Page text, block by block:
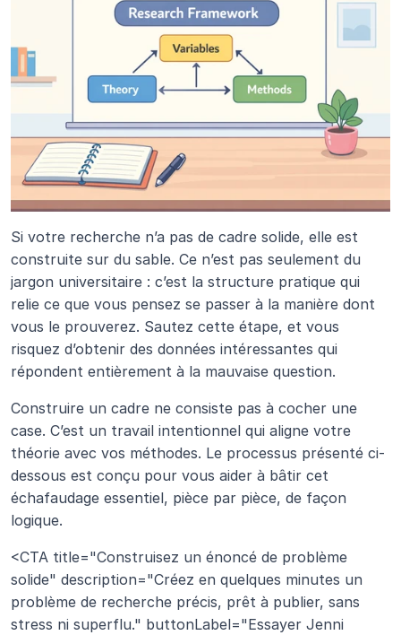
Si votre recherche n’a pas de cadre solide, elle est
construite sur du sable. Ce n’est pas seulement du
jargon universitaire : c’est la structure pratique qui
relie ce que vous pensez se passer à la manière dont
vous le prouverez. Sautez cette étape, et vous
risquez d’obtenir des données intéressantes qui
répondent entièrement à la mauvaise question.
Construire un cadre ne consiste pas à cocher une
case. C’est un travail intentionnel qui aligne votre
théorie avec vos méthodes. Le processus présenté ci-
dessous est conçu pour vous aider à bâtir cet
échafaudage essentiel, pièce par pièce, de façon
logique.
<CTA title="Construisez un énoncé de problème
solide" description="Créez en quelques minutes un
problème de recherche précis, prêt à publier, sans
stress ni superflu." buttonLabel="Essayer Jenni